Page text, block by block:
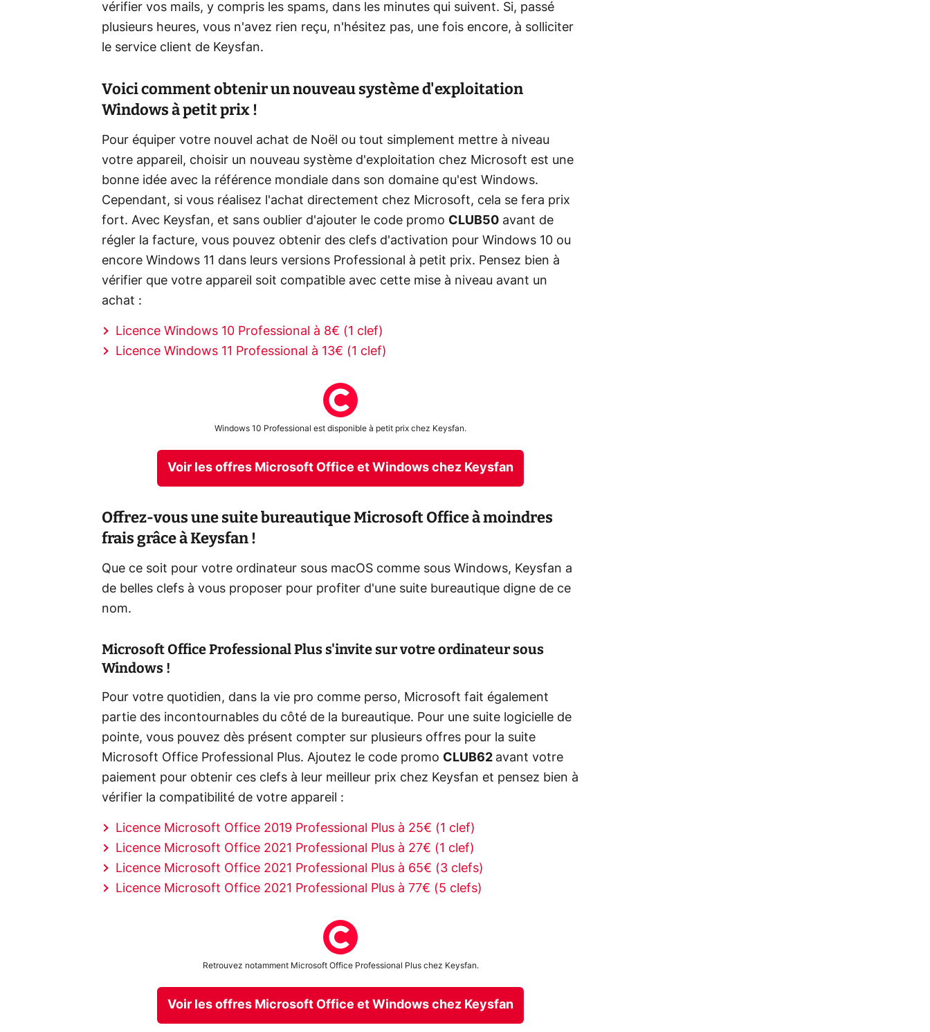
vérifier vos mails, y compris les spams, dans les minutes qui suivent. Si, passé
plusieurs heures, vous n'avez rien reçu, n'hésitez pas, une fois encore, à solliciter
le service client de Keysfan.
Voici comment obtenir un nouveau système d'exploitation
Windows à petit prix !
Pour équiper votre nouvel achat de Noël ou tout simplement mettre à niveau
votre appareil, choisir un nouveau système d'exploitation chez Microsoft est une
bonne idée avec la référence mondiale dans son domaine qu'est Windows.
Cependant, si vous réalisez l'achat directement chez Microsoft, cela se fera prix
fort. Avec Keysfan, et sans oublier d'ajouter le code promo CLUB50 avant de
régler la facture, vous pouvez obtenir des clefs d'activation pour Windows 10 ou
encore Windows 11 dans leurs versions Professional à petit prix. Pensez bien à
vérifier que votre appareil soit compatible avec cette mise à niveau avant un
achat :
Licence Windows 10 Professional à 8€ (1 clef)
Licence Windows 11 Professional à 13€ (1 clef)
Windows 10 Professional est disponible à petit prix chez Keysfan.
Voir les offres Microsoft Office et Windows chez Keysfan
Offrez-vous une suite bureautique Microsoft Office à moindres
frais grâce à Keysfan !
Que ce soit pour votre ordinateur sous macOS comme sous Windows, Keysfan a
de belles clefs à vous proposer pour profiter d'une suite bureautique digne de ce
nom.
Microsoft Office Professional Plus s'invite sur votre ordinateur sous
Windows !
Pour votre quotidien, dans la vie pro comme perso, Microsoft fait également
partie des incontournables du côté de la bureautique. Pour une suite logicielle de
pointe, vous pouvez dès présent compter sur plusieurs offres pour la suite
Microsoft Office Professional Plus. Ajoutez le code promo CLUB62 avant votre
paiement pour obtenir ces clefs à leur meilleur prix chez Keysfan et pensez bien à
vérifier la compatibilité de votre appareil :
Licence Microsoft Office 2019 Professional Plus à 25€ (1 clef)
Licence Microsoft Office 2021 Professional Plus à 27€ (1 clef)
Licence Microsoft Office 2021 Professional Plus à 65€ (3 clefs)
Licence Microsoft Office 2021 Professional Plus à 77€ (5 clefs)
Retrouvez notamment Microsoft Office Professional Plus chez Keysfan.
Voir les offres Microsoft Office et Windows chez Keysfan